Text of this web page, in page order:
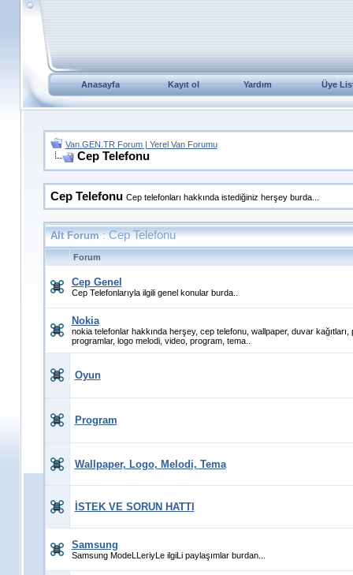
Anasayfa Kayıt ol Yardım Üye
Van.GEN.TR Forum | Yerel Van Forumu
Cep Telefonu
Cep Telefonu Cep telefonları hakkında istediğiniz herşey burda...
Alt Forum:Cep Telefonu
Forum
Cep Genel
Cep Telefonlarıyla ilgili genel konular burda..
Nokia
nokia telefonlar hakkında herşey, cep telefonu, wallpaper, duvar
programlar, logo melodi, video, program, tema..
Oyun
Program
Wallpaper, Logo, Melodi, Tema
İSTEK VE SORUN HATTI
Samsung
Samsung ModeLLeriyLe ilgiLi paylaşımlar burdan...